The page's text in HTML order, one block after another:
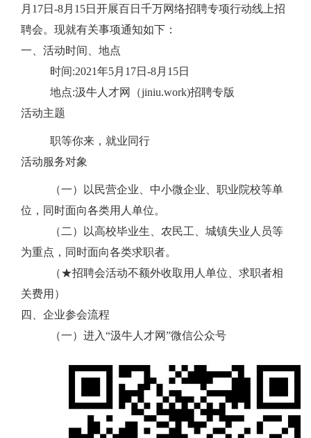
月 17日 -8月 15日 开展百日千万网络招聘专项行动线上招
聘会。现就有关事项通知如下：
一、 活动时间、地点
时间:2021年5月 17日-8月 15日
地点:汲牛人才网（jiniu.work)招聘专版
活动主题
职等你来，就业同行
活动服务对象
（一）以民营企业、中小微企业、职业院校等单
位，同时面向各类用人单位。
（二）以高校毕业生、农民工、城镇失业人员等
为重点，同时面向各类求职者。
（★招聘会活动不额外收取用人单位、求职者相
关费用）
四、 企业参会流程
（一）进入“汲牛人才网”微信公众号